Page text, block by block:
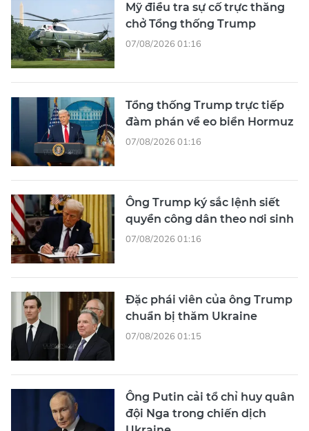
Mỹ điều tra sự cố trực thăng
chở Tổng thống Trump
07/08/2026 01:16
Tổng thống Trump trực tiếp
đàm phán về eo biển Hormuz
07/08/2026 01:16
Ông Trump ký sắc lệnh siết
quyền công dân theo nơi sinh
07/08/2026 01:16
Đặc phái viên của ông Trump
chuẩn bị thăm Ukraine
07/08/2026 01:15
Ông Putin cải tổ chỉ huy quân
đội Nga trong chiến dịch